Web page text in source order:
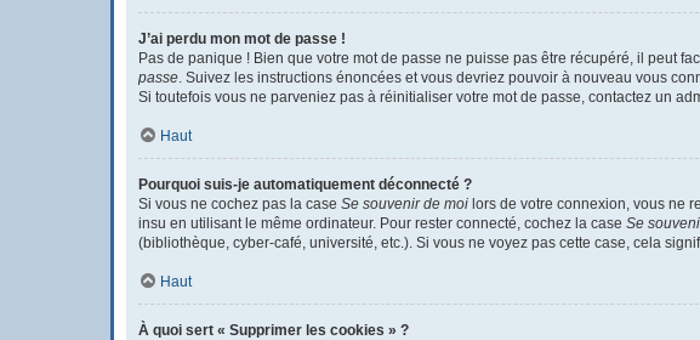
J’ai perdu mon mot de passe !
Pas de panique ! Bien que votre mot de passe ne puisse pas être récupéré, il peut
passe. Suivez les instructions énoncées et vous devriez pouvoir à nouveau vous
Si toutefois vous ne parveniez pas à réinitialiser votre mot de passe, contactez un
Haut
Pourquoi suis-je automatiquement déconnecté ?
Si vous ne cochez pas la case Se souvenir de moi lors de votre connexion, vous ne
insu en utilisant le même ordinateur. Pour rester connecté, cochez la case Se
(bibliothèque, cyber-café, université, etc.). Si vous ne voyez pas cette case, cela
Haut
À quoi sert « Supprimer les cookies » ?